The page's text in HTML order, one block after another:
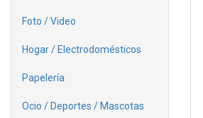
Foto / Video
Hogar / Electrodomésticos
Papelería
Ocio / Deportes / Mascotas